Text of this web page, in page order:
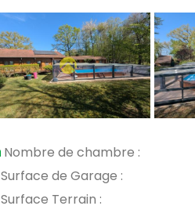
Nombre de chambre :
Surface de Garage :
Surface Terrain :